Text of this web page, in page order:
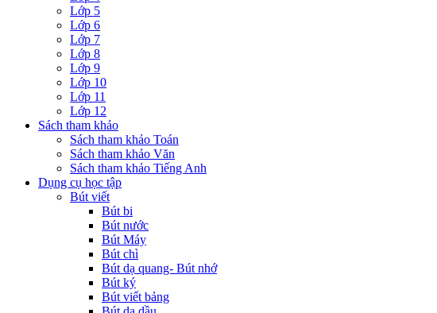
Lớp 5
Lớp 6
Lớp 7
Lớp 8
Lớp 9
Lớp 10
Lớp 11
Lớp 12
Sách tham khảo
Sách tham khảo Toán
Sách tham khảo Văn
Sách tham khảo Tiếng Anh
Dụng cụ học tập
Bút viết
Bút bi
Bút nước
Bút Máy
Bút chì
Bút dạ quang- Bút nhớ
Bút ký
Bút viết bảng